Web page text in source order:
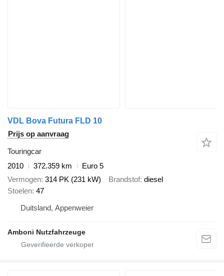
VDL Bova Futura FLD 10
Prijs op aanvraag
Touringcar
2010
372.359 km
Euro 5
Vermogen 314 PK (231 kW) Brandstof diesel
Stoelen 47
Duitsland, Appenweier
Amboni Nutzfahrzeuge